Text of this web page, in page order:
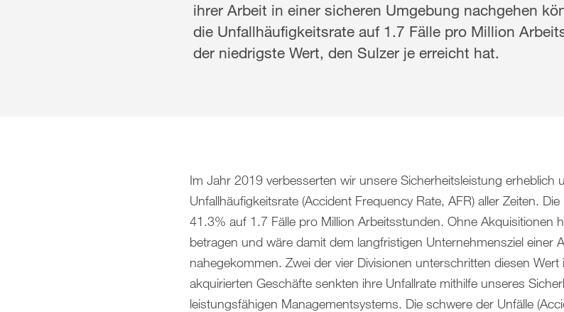
Compensation report (English only)
Financial reporting (English only)
ihrer Arbeit in einer sicheren Umgebung nachgehen
die Unfallhäufigkeitsrate auf 1.7 Fälle pro Million
der niedrigste Wert, den Sulzer je erreicht hat.
Im Jahr 2019 verbesserten wir unsere Sicherheitsleistung erheblich
Unfallhäufigkeitsrate (Accident Frequency Rate, AFR) aller Zeiten.
41.3% auf 1.7 Fälle pro Million Arbeitsstunden. Ohne Akquisitionen
betragen und wäre damit dem langfristigen Unternehmensziel einer
nahegekommen. Zwei der vier Divisionen unterschritten diesen
akquirierten Geschäfte senkten ihre Unfallrate mithilfe unseres
leistungsfähigen Managementsystems. Die schwere der Unfälle